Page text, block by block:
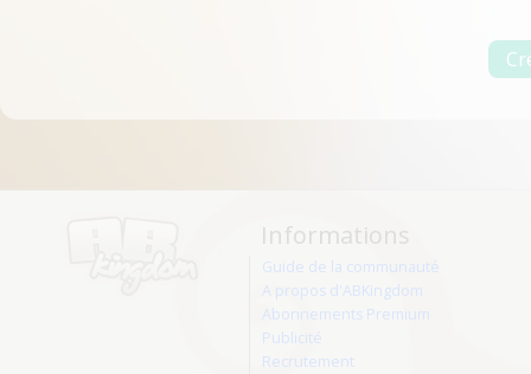
Informations
Guide de la communauté
A propos d'ABKingdom
Abonnements Premium
Publicité
Recrutement